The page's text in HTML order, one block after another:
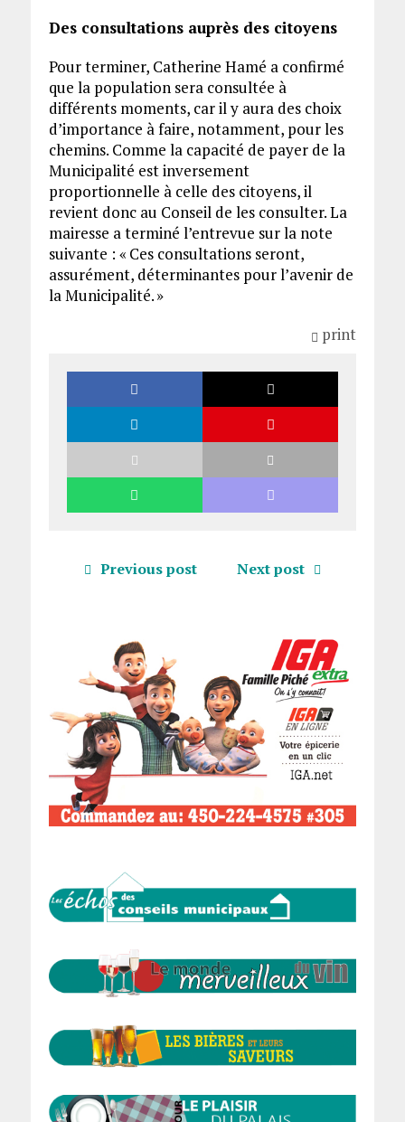
Des consultations auprès des citoyens
Pour terminer, Catherine Hamé a confirmé
que la population sera consultée à
différents moments, car il y aura des choix
d’importance à faire, notamment, pour les
chemins. Comme la capacité de payer de la
Municipalité est inversement
proportionnelle à celle des citoyens, il
revient donc au Conseil de les consulter. La
mairesse a terminé l’entrevue sur la note
suivante : « Ces consultations seront,
assurément, déterminantes pour l’avenir de
la Municipalité. »
print
Previous post Next post